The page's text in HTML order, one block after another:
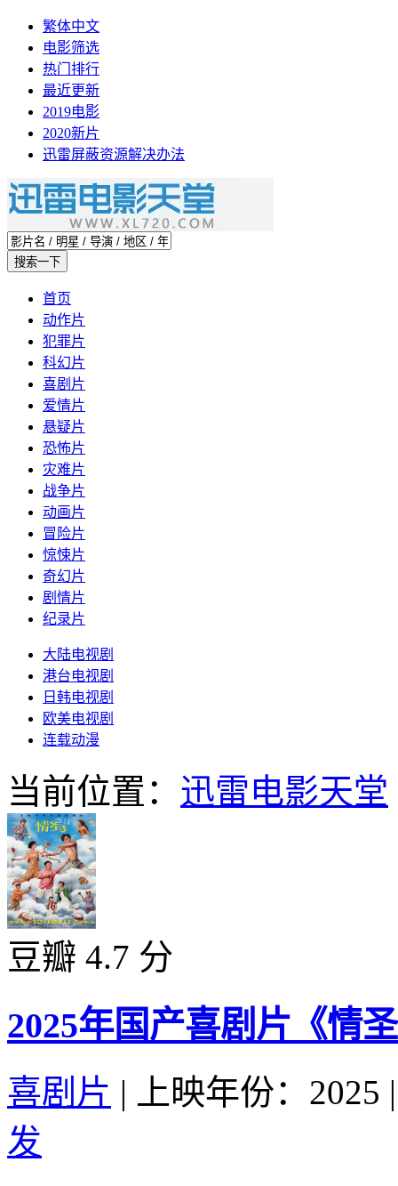
繁体中文
电影筛选
热门排行
最近更新
2019电影
2020新片
迅雷屏蔽资源解决办法
首页
动作片
犯罪片
科幻片
喜剧片
爱情片
悬疑片
恐怖片
灾难片
战争片
动画片
冒险片
惊悚片
奇幻片
剧情片
纪录片
大陆电视剧
港台电视剧
日韩电视剧
欧美电视剧
连载动漫
当前位置： 迅雷电影天堂
豆瓣 4.7 分
2025年国产喜剧片《情
喜剧片 | 上映年份：2025 |
发